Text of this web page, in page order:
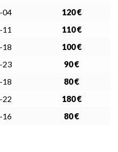
04
120 €
11
110 €
18
100 €
23
90 €
18
80 €
22
180 €
16 80 €